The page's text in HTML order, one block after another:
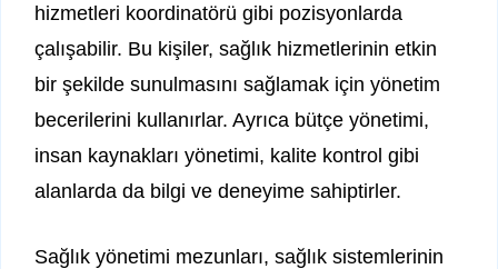
hizmetleri koordinatörü gibi pozisyonlarda
çalışabilir. Bu kişiler, sağlık hizmetlerinin etkin
bir şekilde sunulmasını sağlamak için yönetim
becerilerini kullanırlar. Ayrıca bütçe yönetimi,
insan kaynakları yönetimi, kalite kontrol gibi
alanlarda da bilgi ve deneyime sahiptirler.
Sağlık yönetimi mezunları, sağlık sistemlerinin